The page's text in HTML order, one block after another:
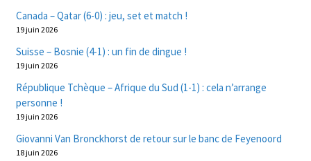
Canada – Qatar (6-0) : jeu, set et match !
19 juin 2026
Suisse – Bosnie (4-1) : un fin de dingue !
19 juin 2026
République Tchèque – Afrique du Sud (1-1) : cela n’arrange
personne !
19 juin 2026
Giovanni Van Bronckhorst de retour sur le banc de Feyenoord
18 juin 2026